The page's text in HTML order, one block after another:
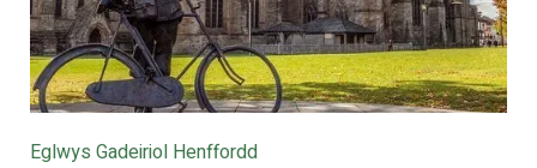
Eglwys Gadeiriol Henffordd